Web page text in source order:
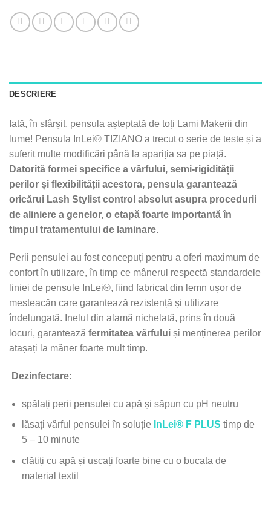
DESCRIERE
Iată, în sfârșit, pensula așteptată de toți Lami Makerii din
lume! Pensula InLei® TIZIANO a trecut o serie de teste și a
suferit multe modificări până la apariția sa pe piață.
Datorită formei specifice a vârfului, semi-rigidității
perilor și flexibilității acestora, pensula garantează
oricărui Lash Stylist control absolut asupra procedurii
de aliniere a genelor, o etapă foarte importantă în
timpul tratamentului de laminare.
Perii pensulei au fost concepuți pentru a oferi maximum de
confort în utilizare, în timp ce mânerul respectă standardele
liniei de pensule InLei®, fiind fabricat din lemn ușor de
mesteacăn care garantează rezistență și utilizare
îndelungată. Inelul din alamă nichelată, prins în două
locuri, garantează fermitatea vârfului și menținerea perilor
atașați la mâner foarte mult timp.
Dezinfectare:
spălați perii pensulei cu apă și săpun cu pH neutru
lăsați vârful pensulei în soluție InLei® F PLUS timp de
5 – 10 minute
clătiți cu apă și uscați foarte bine cu o bucata de
material textil